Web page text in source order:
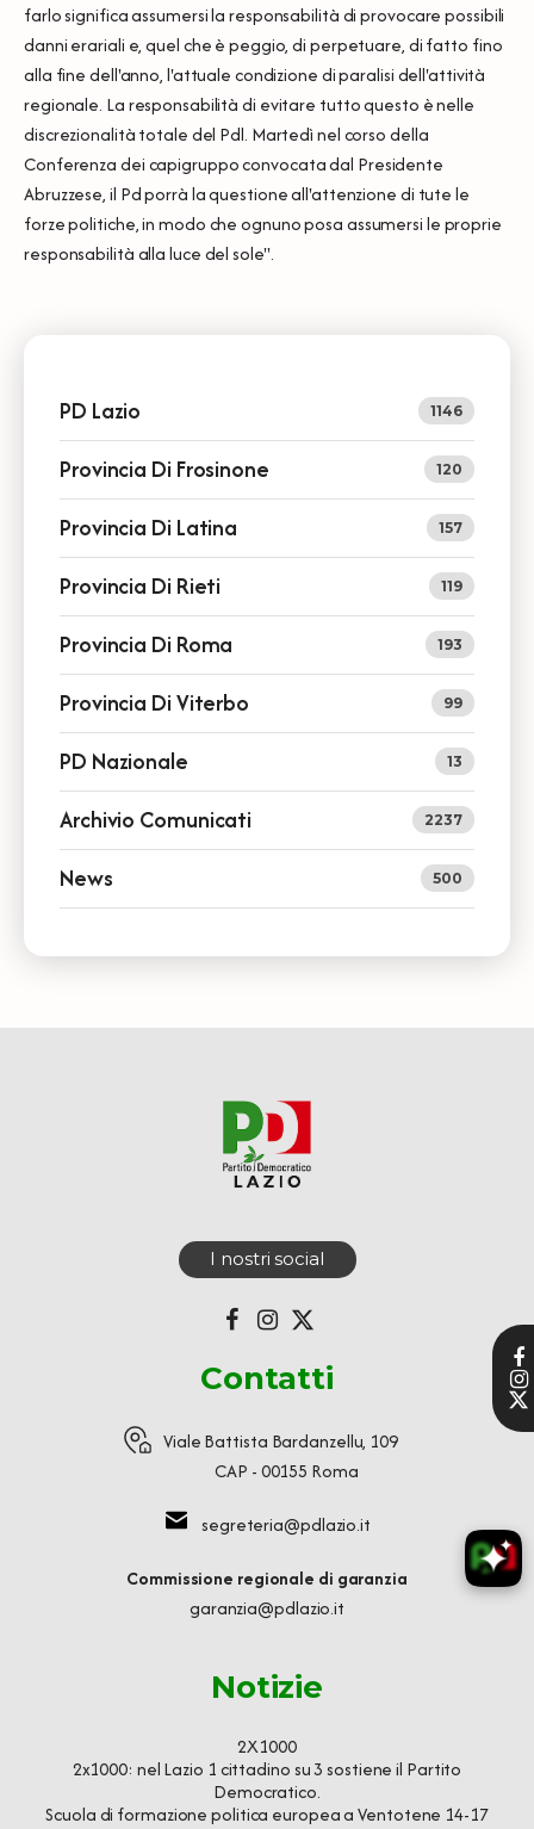
farlo significa assumersi la responsabilità di provocare possibili
danni erariali e, quel che è peggio, di perpetuare, di fatto fino
alla fine dell'anno, l'attuale condizione di paralisi dell'attività
regionale. La responsabilità di evitare tutto questo è nelle
discrezionalità totale del Pdl. Martedì nel corso della
Conferenza dei capigruppo convocata dal Presidente
Abruzzese, il Pd porrà la questione all'attenzione di tute le
forze politiche, in modo che ognuno posa assumersi le proprie
responsabilità alla luce del sole".
PD Lazio 1146
Provincia Di Frosinone 120
Provincia Di Latina 157
Provincia Di Rieti 119
Provincia Di Roma 193
Provincia Di Viterbo 99
PD Nazionale 13
Archivio Comunicati 2237
News 500
I nostri social
Contatti
Viale Battista Bardanzellu, 109
CAP - 00155 Roma
segreteria@pdlazio.it
Commissione regionale di garanzia
garanzia@pdlazio.it
Notizie
2X1000
2x1000: nel Lazio 1 cittadino su 3 sostiene il Partito
Democratico.
Scuola di formazione politica europea a Ventotene 14-17